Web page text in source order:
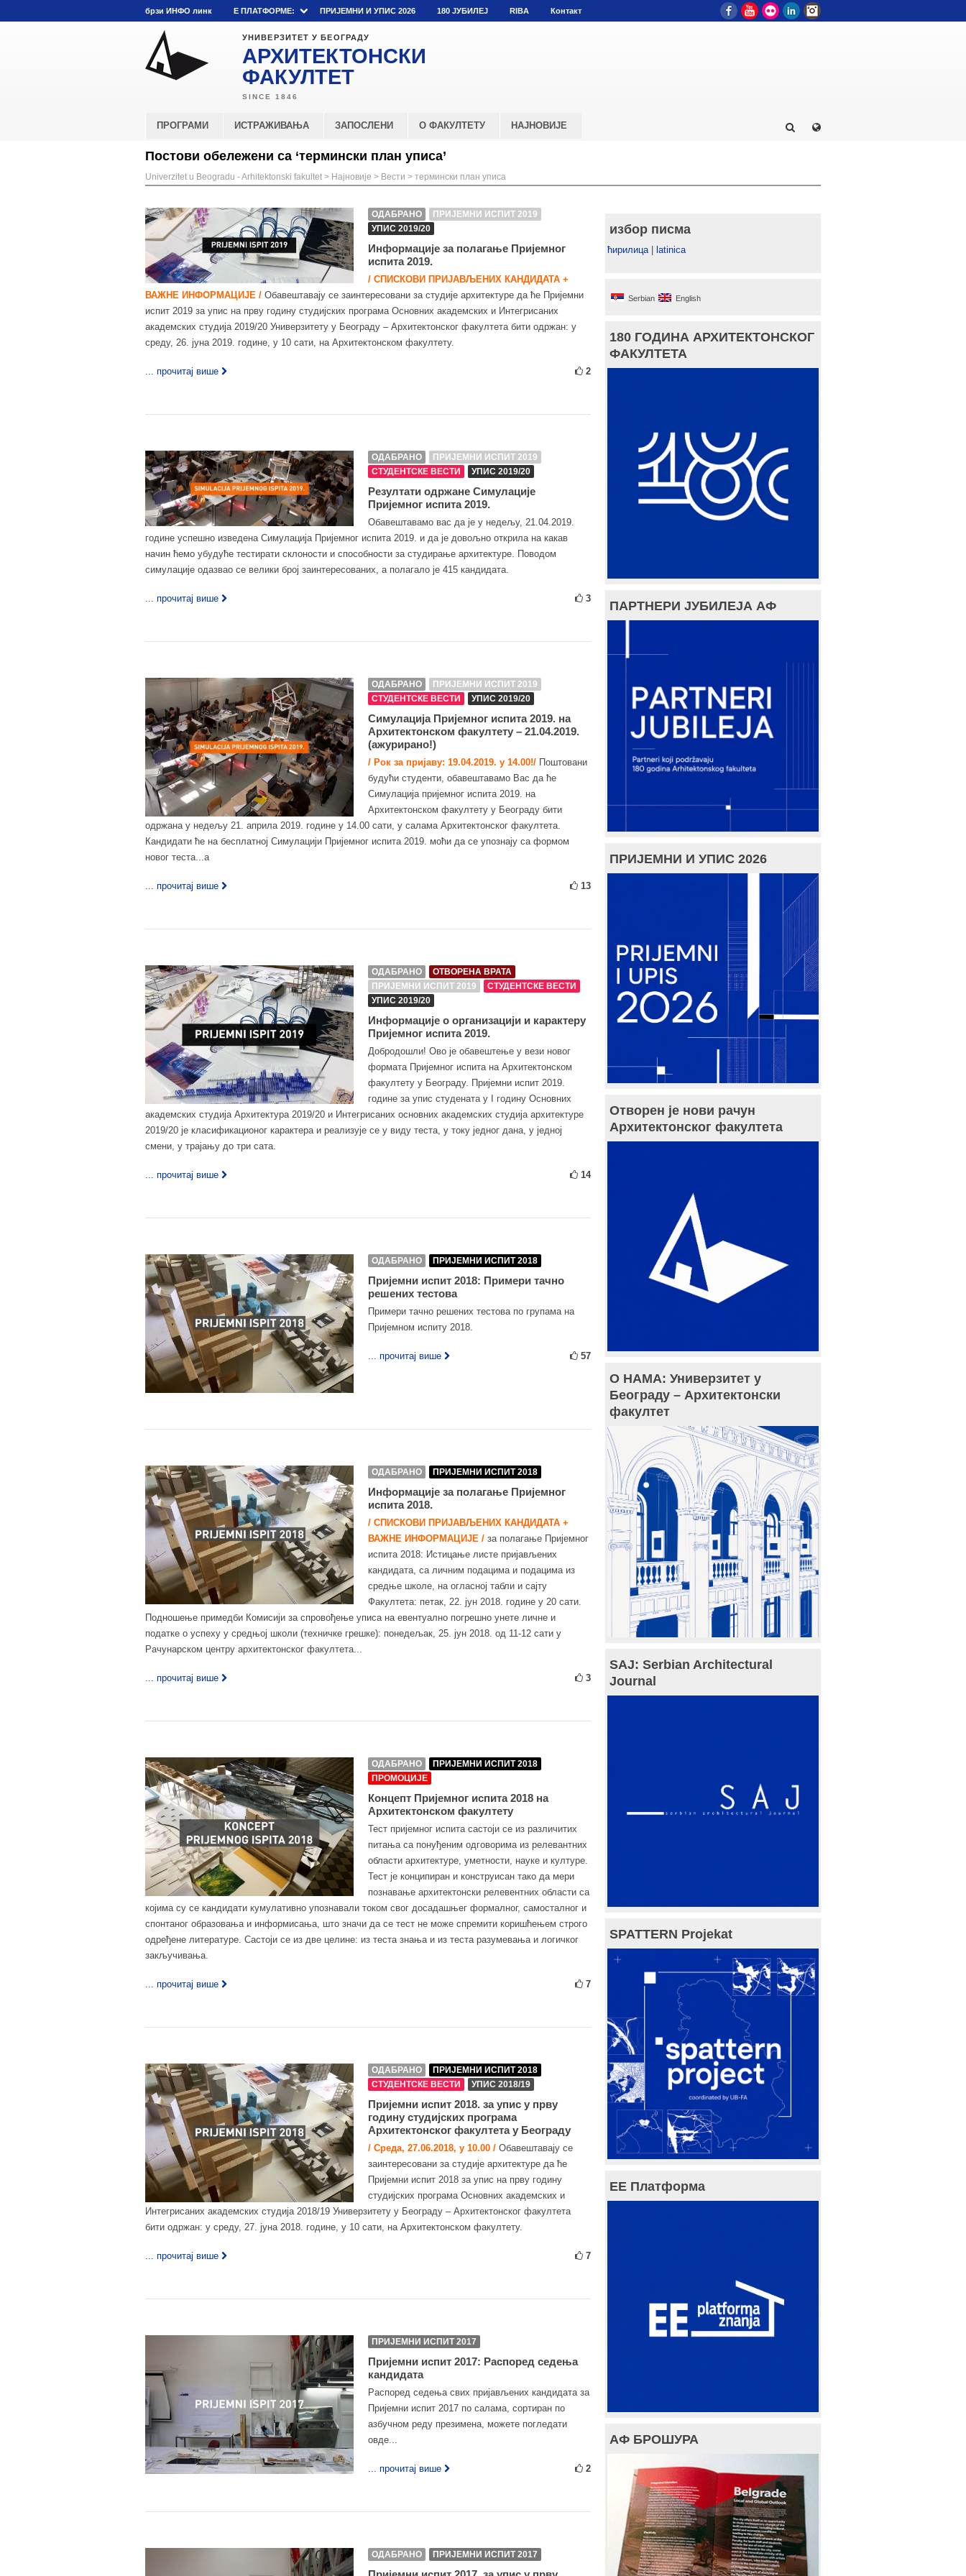
брзи ИНФО линк E ПЛАТФОРМЕ: ПРИЈЕМНИ И УПИС 2026 180 ЈУБИЛЕЈ RIBA Контакт FacebookYouTube
Flickr LinkedIn
УНИВЕРЗИТЕТ У БЕОГРАДУ
АРХИТЕКТОНСКИ
ФАКУЛТЕТ
ПРОГРАМИ ИСТРАЖИВАЊА ЗАПОСЛЕНИ О ФАКУЛТЕТУ НАЈНОВИЈЕ
Постови обележени са ‘термински план уписа’
Univerzitet u Beogradu - Arhitektonski fakultet > Најновије > Вести > термински план уписа
ОДАБРАНО
ПРИЈЕМНИ ИСПИТ 2019
УПИС 2019/20
Информације за полагање Пријемног
испита 2019.
/ СПИСКОВИ ПРИЈАВЉЕНИХ КАНДИДАТА +
ВАЖНЕ ИНФОРМАЦИЈЕ / Обавештавају се заинтересовани за студије архитектуре да ће Пријемни
испит 2019 за упис на прву годину студијских програма Основних академских и Интегрисаних
академских студија 2019/20 Универзитету у Београду – Архитектонског факултета бити одржан: у
среду, 26. јуна 2019. године, у 10 сати, на Архитектонском факултету.
... прочитај више 2
ОДАБРАНО
ПРИЈЕМНИ ИСПИТ 2019
СТУДЕНТСКЕ ВЕСТИ
УПИС 2019/20
Резултати одржане Симулације
Пријемног испита 2019.
Обавештавамо вас да је у недељу, 21.04.2019.
године успешно изведена Симулација Пријемног испита 2019. и да је довољно открила на какав
начин ћемо убудуће тестирати склоности и способности за студирање архитектуре. Поводом
симулације одазвао се велики број заинтересованих, а полагало је 415 кандидата.
... прочитај више 3
ОДАБРАНО
ПРИЈЕМНИ ИСПИТ 2019
СТУДЕНТСКЕ ВЕСТИ
УПИС 2019/20
Симулација Пријемног испита 2019. на
Архитектонском факултету – 21.04.2019.
(ажурирано!)
/ Рок за пријаву: 19.04.2019. у 14.00!/ Поштовани
будући студенти, обавештавамо Вас да ће
Симулација пријемног испита 2019. на
Архитектонском факултету у Београду бити
одржана у недељу 21. априла 2019. године у 14.00 сати, у салама Архитектонског факултета.
Кандидати ће на бесплатној Симулацији Пријемног испита 2019. моћи да се упознају са формом
новог теста...а
... прочитај више 13
ОДАБРАНО
ОТВОРЕНА ВРАТА
ПРИЈЕМНИ ИСПИТ 2019
СТУДЕНТСКЕ ВЕСТИ
УПИС 2019/20
Информације о организацији и карактеру
Пријемног испита 2019.
Добродошли! Ово је обавештење у вези новог
формата Пријемног испита на Архитектонском
факултету у Београду. Пријемни испит 2019.
године за упис студената у I годину Основних
академских студија Архитектура 2019/20 и Интегрисаних oсновних академских студија архитектуре
2019/20 је класификационог карактера и реализује се у виду теста, у току једног дана, у једној
смени, у трајању до три сата.
... прочитај више 14
ОДАБРАНО ПРИЈЕМНИ ИСПИТ 2018
Пријемни испит 2018: Примери тачно
решених тестова
Примери тачно решених тестова по групама на
Пријемном испиту 2018.
... прочитај више 57
ОДАБРАНО ПРИЈЕМНИ ИСПИТ 2018
Информације за полагање Пријемног
испита 2018.
/ СПИСКОВИ ПРИЈАВЉЕНИХ КАНДИДАТА +
ВАЖНЕ ИНФОРМАЦИЈЕ / за полагање Пријемног
испита 2018: Истицање листе пријављених
кандидата, са личним подацима и подацима из
средње школе, на огласној табли и сајту
Факултета: петак, 22. јун 2018. године у 20 сати.
Подношење примедби Комисији за спровођење уписа на евентуално погрешно унете личне и
податке о успеху у средњој школи (техничке грешке): понедељак, 25. јун 2018. од 11-12 сати у
Рачунарском центру архитектонског факултета...
... прочитај више 3
ОДАБРАНО
ПРИЈЕМНИ ИСПИТ 2018
ПРОМОЦИЈЕ
Концепт Пријемног испита 2018 на
Архитектонском факултету
Тест пријемног испита састоји се из различитих
питања са понуђеним одговорима из релевантних
области архитектуре, уметности, науке и културе.
Тест је конципиран и конструисан тако да мери
познавање архитектонски релевентних области са
којима су се кандидати кумулативно упознавали током свог досадашњег формалног, самосталног и
спонтаног образовања и информисања, што значи да се тест не може спремити коришћењем строго
одређене литературе. Састоји се из две целине: из теста знања и из теста разумевања и логичког
закључивања.
... прочитај више 7
ОДАБРАНО
ПРИЈЕМНИ ИСПИТ 2018
СТУДЕНТСКЕ ВЕСТИ
УПИС 2018/19
Пријемни испит 2018. за упис у прву
годину студијских програма
Архитектонског факултета у Београду
/ Среда, 27.06.2018, у 10.00 / Обавештавају се
заинтересовани за студије архитектуре да ће
Пријемни испит 2018 за упис на прву годину
студијских програма Основних академских и
Интегрисаних академских студија 2018/19 Универзитету у Београду – Архитектонског факултета
бити одржан: у среду, 27. јуна 2018. године, у 10 сати, на Архитектонском факултету.
... прочитај више 7
ПРИЈЕМНИ ИСПИТ 2017
Пријемни испит 2017: Распоред седења
кандидата
Распоред седења свих пријављених кандидата за
Пријемни испит 2017 по салама, сортиран по
азбучном реду презимена, можете погледати
овде...
... прочитај више 2
ОДАБРАНО ПРИЈЕМНИ ИСПИТ 2017
избор писма
ћирилица| latinica
Serbian English
180 ГОДИНА АРХИТЕКТОНСКОГ
ФАКУЛТЕТА
ПАРТНЕРИ ЈУБИЛЕЈА АФ
ПРИЈЕМНИ И УПИС 2026
Отворен је нови рачун
Архитектонског факултета
О НАМА: Универзитет у
Београду – Архитектонски
факултет
SAJ: Serbian Architectural
Journal
SPATTERN Projekat
ЕЕ Платформа
АФ БРОШУРА